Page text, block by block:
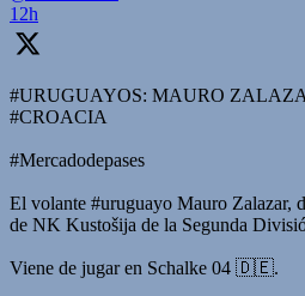
12h
#URUGUAYOS: MAURO
#CROACIA
#Mercadodepases
El volante #uruguayo Mauro Zalazar,
de NK Kustošija de la Segunda
Viene de jugar en Schalke 04 🇩🇪.